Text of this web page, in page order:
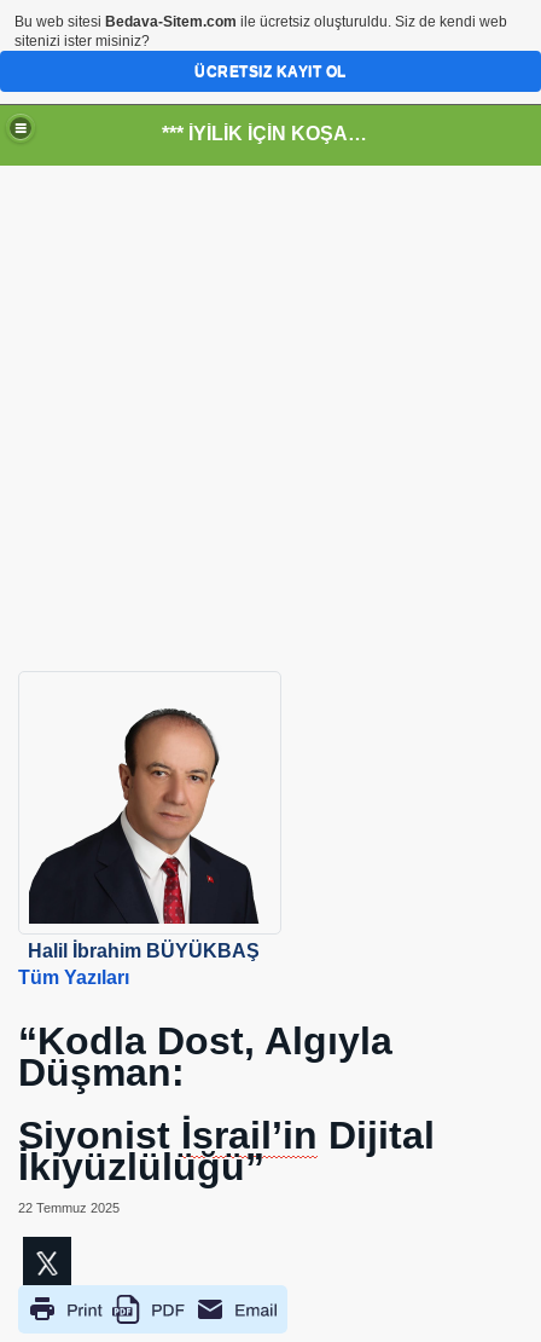
*** İYİLİK İÇİN KOŞANLARIN YERİ***
Halil İbrahim BÜYÜKBAŞ
Tüm Yazıları
“Kodla Dost, Algıyla
Düşman:
Siyonist İsrail’in Dijital
İkiyüzlülüğü”
22 Temmuz 2025
Proje Yetkilisi-GEBZE YÜKSEK TEKNOLOJİ
Bu web sitesi Bedava-Sitem.com ile ücretsiz oluşturuldu. Siz de kendi web
sitenizi ister misiniz?
ÜCRETSIZ KAYIT OL